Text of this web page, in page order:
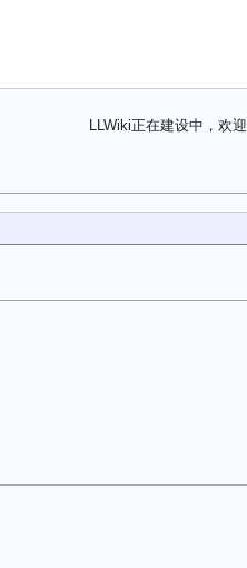
LLWiki正在建设中，欢迎